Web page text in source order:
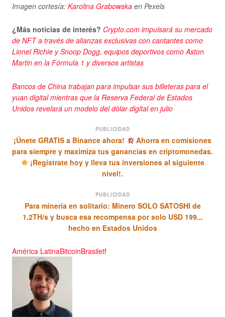
Imagen cortesía: Karolina Grabowska en Pexels
¿Más noticias de interés? Crypto.com impulsará su mercado
de NFT a través de alianzas exclusivas con cantantes como
Lionel Richie y Snoop Dogg, equipos deportivos como Aston
Martin en la Fórmula 1 y diversos artistas
Bancos de China trabajan para impulsar sus billeteras para el
yuan digital mientras que la Reserva Federal de Estados
Unidos revelará un modelo del dólar digital en julio
PUBLICIDAD
¡Únete GRATIS a Binance ahora!
Ahorra en comisiones
para siempre y maximiza tus ganancias en criptomonedas.
¡Regístrate hoy y lleva tus inversiones al siguiente
nivel!.
PUBLICIDAD
Para minería en solitario: Minero SOLO SATOSHI de
1.2TH/s y busca esa recompensa por solo USD 199...
hecho en Estados Unidos
América LatinaBitcoinBrasiletf